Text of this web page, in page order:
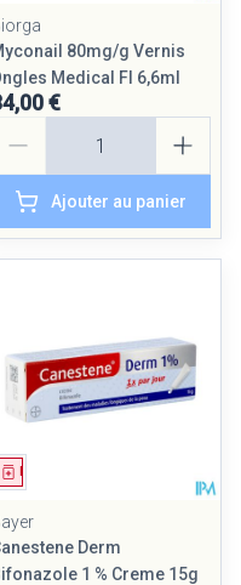
80mg/g Vernis
Medical Fl 6,6ml
€
Ajouter au panier
Derm
1 % Creme 15g